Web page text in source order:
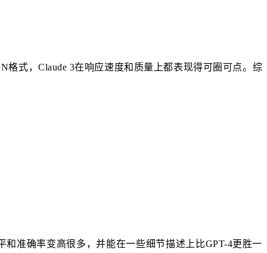
式，Claude 3在响应速度和质量上都表现得可圈可点。综
准确率变高很多，并能在一些细节描述上比GPT-4更胜一